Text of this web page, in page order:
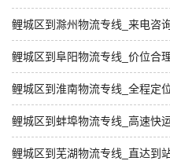
鲤城区到滁州物流专线_来电咨
鲤城区到阜阳物流专线_价位合
鲤城区到淮南物流专线_全程定
鲤城区到蚌埠物流专线_高速快
鲤城区到芜湖物流专线_直达到